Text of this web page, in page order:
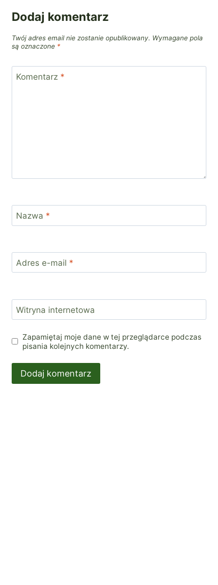
Dodaj komentarz
Twój adres email nie zostanie opublikowany. Wymagane pola
są oznaczone *
Komentarz *
Nazwa *
Adres e-mail *
Witryna internetowa
Zapamiętaj moje dane w tej przeglądarce podczas
pisania kolejnych komentarzy.